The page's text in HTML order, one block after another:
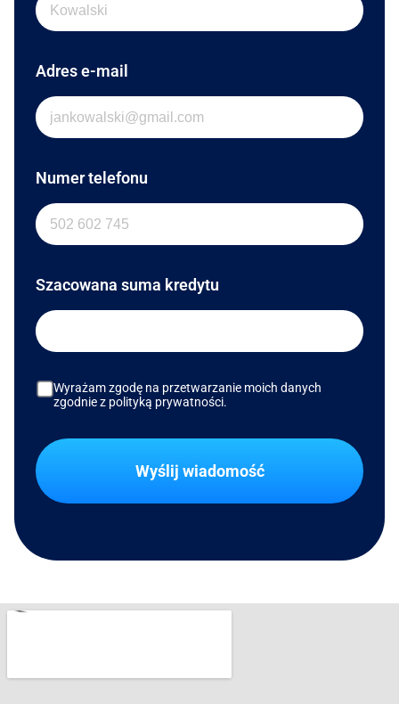
Adres e-mail
Numer telefonu
Szacowana suma kredytu
Wyrażam zgodę na przetwarzanie moich danych
zgodnie z polityką prywatności.
Wyślij wiadomość